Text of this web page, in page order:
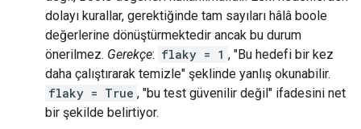
dolayı kurallar, gerektiğinde tam sayıları hâlâ boole
değerlerine dönüştürmektedir ancak bu durum
önerilmez. Gerekçe: flaky = 1 , "Bu hedefi bir kez
daha çalıştırarak temizle" şeklinde yanlış okunabilir.
flaky = True , "bu test güvenilir değil" ifadesini net
bir şekilde belirtiyor.